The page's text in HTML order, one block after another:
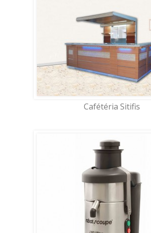
Cafétéria Sitifis